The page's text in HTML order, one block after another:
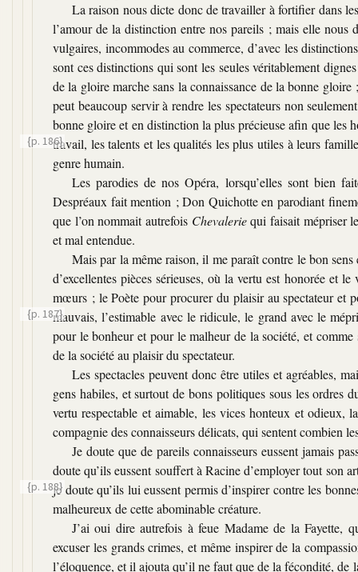
La raison nous dicte donc de travailler à fortifier dans
l’amour de la distinction entre nos pareils ; mais elle nous
vulgaires, incommodes au commerce, d’avec les
sont ces distinctions qui sont les seules véritablement
de la gloire marche sans la connaissance de la bonne
peut beaucoup servir à rendre les spectateurs non
bonne gloire et en distinction la plus précieuse afin que les
travail, les talents et les qualités les
{p. 186}
plus utiles à leurs
genre humain.
Les parodies de nos Opéra, lorsqu’elles sont bien
Despréaux fait mention ; Don Quichotte en parodiant
que l’on nommait autrefois Chevaleriequi faisait mépriser
et mal entendue.
Mais par la même raison, il me paraît contre le bon
d’excellentes pièces sérieuses, où la vertu est honorée et
mœurs ; le Poète pour procurer du plaisir au spectateur et
mauvais, l’estimable avec le ridicule, le grand avec le
{p. 187}
pour le bonheur et pour le malheur de la société, et
de la société au plaisir du spectateur.
Les spectacles peuvent donc être utiles et agréables,
gens habiles, et surtout de bons politiques sous les ordres
vertu respectable et aimable, les vices honteux et
compagnie des connaisseurs délicats, qui sentent combien
Je doute que de pareils connaisseurs eussent jamais
doute qu’ils eussent souffert à Racine d’employer tout son
je doute qu’ils lui eussent permis d’inspirer contre les
{p. 188}
malheureux de cette abominable créature.
J’ai oui dire autrefois à feue Madame de la Fayette,
excuser les grands crimes, et même inspirer de la
l’éloquence, et il ajouta qu’il ne faut que de la fécondité, de